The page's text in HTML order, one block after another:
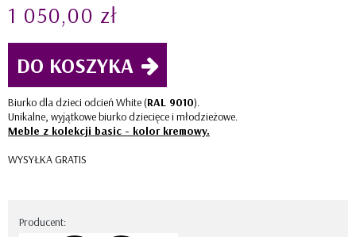
1 050,00 zł
DO KOSZYKA
Biurko dla dzieci odcień White (RAL 9010).
Unikalne, wyjątkowe biurko dziecięce i młodzieżowe.
Meble z kolekcji basic - kolor kremowy.
WYSYŁKA GRATIS
Producent: